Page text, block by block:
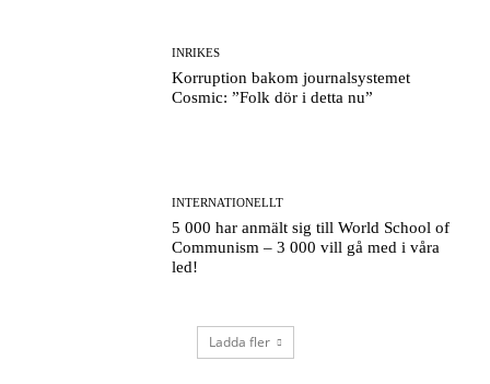
INRIKES
Korruption bakom journalsystemet
Cosmic: ”Folk dör i detta nu”
INTERNATIONELLT
5 000 har anmält sig till World School of
Communism – 3 000 vill gå med i våra
led!
Ladda fler